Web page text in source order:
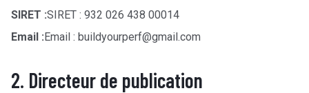
SIRET :SIRET : 932 026 438 00014
Email :Email : buildyourperf@gmail.com
2. Directeur de publication